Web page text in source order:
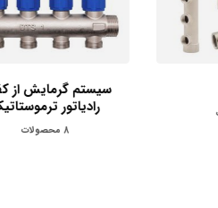
سیستم گرمایش از کف و
رادیاتور ترموستاتیک
محصولات